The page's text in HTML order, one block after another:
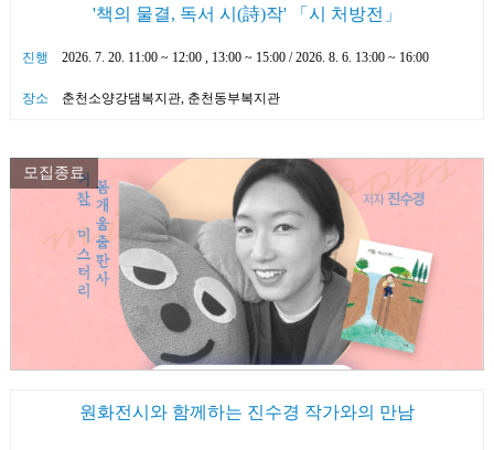
'책의 물결, 독서 시(詩)작' 「시 처방전」
진행 2026. 7. 20. 11:00 ~ 12:00 , 13:00 ~ 15:00 / 2026. 8. 6. 13:00 ~ 16:00
장소 춘천소양강댐복지관, 춘천동부복지관
모집종료
원화전시와 함께하는 진수경 작가와의 만남